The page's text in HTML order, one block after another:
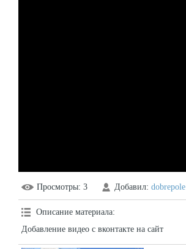
Просмотры: 3 Добавил: dobrepole
Описание материала:
Добавление видео с вконтакте на сайт